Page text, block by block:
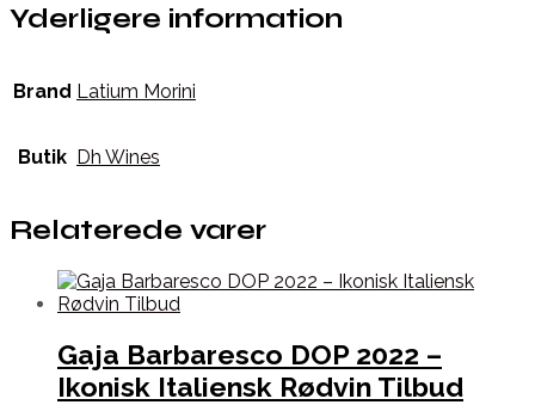
Yderligere information
Brand Latium Morini
Butik Dh Wines
Relaterede varer
Gaja Barbaresco DOP 2022 –
Ikonisk Italiensk Rødvin Tilbud